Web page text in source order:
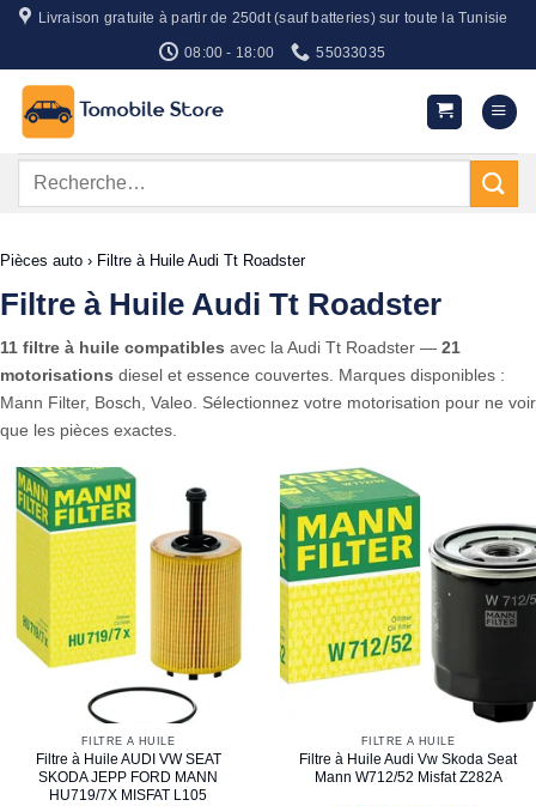
Passer
contenu
Livraison gratuite à partir de 250dt (sauf batteries) sur toute la Tunisie
08:00 - 18:00 55033035
Recherche
Pièces auto › Filtre à Huile Audi Tt Roadster
Filtre à Huile Audi Tt Roadster
11 filtre à huile compatibles avec la Audi Tt Roadster — 21
motorisations diesel et essence couvertes. Marques disponibles :
Mann Filter, Bosch, Valeo. Sélectionnez votre motorisation pour ne voir
que les pièces exactes.
FILTRE À HUILE
Filtre à Huile AUDI VW SEAT
SKODA JEPP FORD MANN
HU719/7X MISFAT L105
FILTRE À HUILE
Filtre à Huile Audi Vw Skoda Seat
Mann W712/52 Misfat Z282A